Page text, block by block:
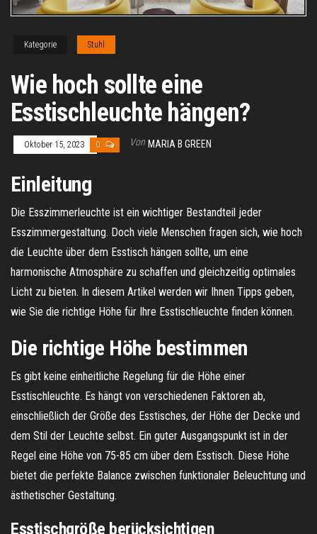
Kategorie Stuhl
Wie hoch sollte eine
Esstischleuchte hängen?
Oktober 15, 2023 0 Von MARIA B GREEN
Einleitung
Die Esszimmerleuchte ist ein wichtiger Bestandteil jeder
Esszimmergestaltung. Doch viele Menschen fragen sich, wie hoch
die Leuchte über dem Esstisch hängen sollte, um eine
harmonische Atmosphäre zu schaffen und gleichzeitig optimales
Licht zu bieten. In diesem Artikel werden wir Ihnen Tipps geben,
wie Sie die richtige Höhe für Ihre Esstischleuchte finden können.
Die richtige Höhe bestimmen
Es gibt keine einheitliche Regelung für die Höhe einer
Esstischleuchte. Es hängt von verschiedenen Faktoren ab,
einschließlich der Größe des Esstisches, der Höhe der Decke und
dem Stil der Leuchte selbst. Ein guter Ausgangspunkt ist in der
Regel eine Höhe von 75-85 cm über dem Esstisch. Diese Höhe
bietet die perfekte Balance zwischen funktionaler Beleuchtung und
ästhetischer Gestaltung.
Esstischgröße berücksichtigen